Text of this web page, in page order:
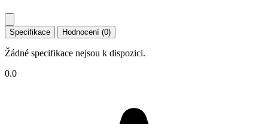
Specifikace Hodnocení (0)
Žádné specifikace nejsou k dispozici.
0.0